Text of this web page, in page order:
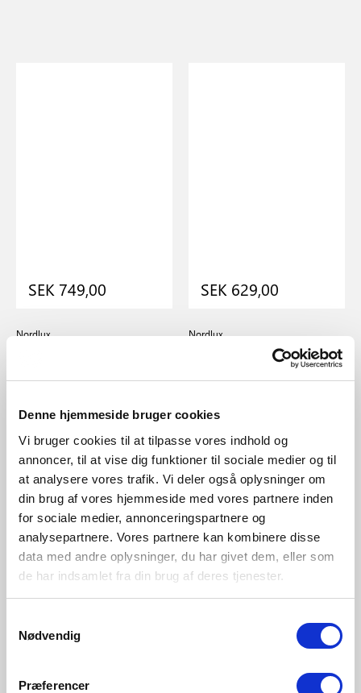
Denne hjemmeside bruger cookies
Vi bruger cookies til at tilpasse vores indhold og
annoncer, til at vise dig funktioner til sociale medier og til
at analysere vores trafik. Vi deler også oplysninger om
din brug af vores hjemmeside med vores partnere inden
for sociale medier, annonceringspartnere og
analysepartnere. Vores partnere kan kombinere disse
data med andre oplysninger, du har givet dem, eller som
de har indsamlet fra din brug af deres tjenester.
Nødvendig
Præferencer
SEK 749,00
Nordlux
SEK 629,00
Nordlux
Belloy 40 | Plafond | Vit
Artikelnummer 2412456001